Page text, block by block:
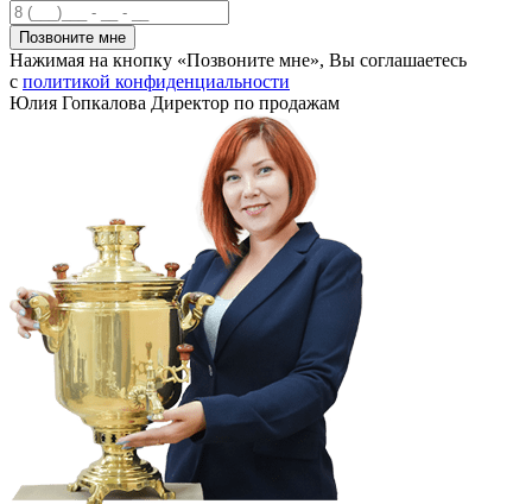
Нажимая на кнопку «Позвоните мне», Вы соглашаетесь
с политикой конфиденциальности
Юлия Гопкалова Директор по продажам